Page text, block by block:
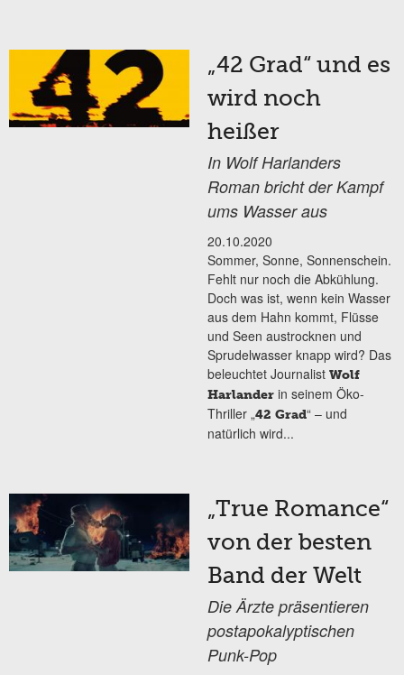
„42 Grad“ und es
wird noch
heißer
In Wolf Harlanders
Roman bricht der Kampf
ums Wasser aus
20.10.2020
Sommer, Sonne, Sonnenschein.
Fehlt nur noch die Abkühlung.
Doch was ist, wenn kein Wasser
aus dem Hahn kommt, Flüsse
und Seen austrocknen und
Sprudelwasser knapp wird? Das
beleuchtet Journalist Wolf
Harlander in seinem Öko-
Thriller „42 Grad“ – und
natürlich wird...
„True Romance“
von der besten
Band der Welt
Die Ärzte präsentieren
postapokalyptischen
Punk-Pop